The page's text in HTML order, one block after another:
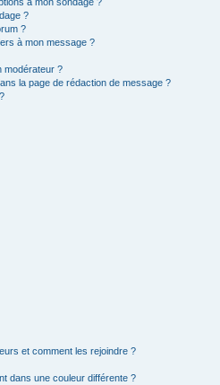
?
?
à mon message ?
modérateur ?
la page de rédaction de message ?
et comment les rejoindre ?
dans une couleur différente ?